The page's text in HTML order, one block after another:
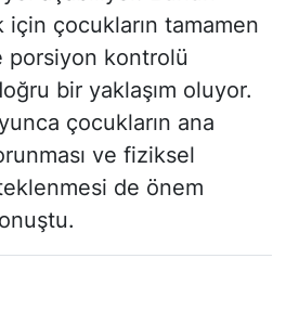
çocukların tamamen
porsiyon kontrolü
bir yaklaşım oluyor.
çocukların ana
ve fiziksel
de önem